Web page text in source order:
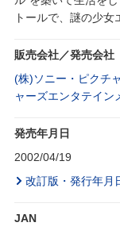
トールで、謎の少女
販売会社／発売会社
(株)ソニー・ピクチ
ャーズエンタテイン
発売年月日
2002/04/19
改訂版・発行年月
JAN